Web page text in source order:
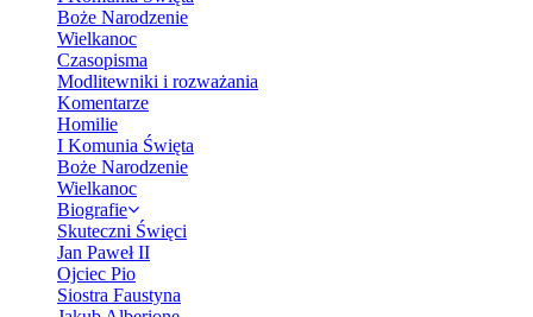
Boże Narodzenie
Wielkanoc
Czasopisma
Modlitewniki i rozważania
Komentarze
Homilie
I Komunia Święta
Boże Narodzenie
Wielkanoc
Biografie
Skuteczni Święci
Jan Paweł II
Ojciec Pio
Siostra Faustyna